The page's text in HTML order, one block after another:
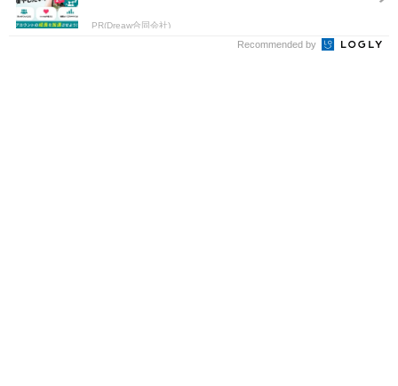
PR(Dreaw合同会社)
Recommended by